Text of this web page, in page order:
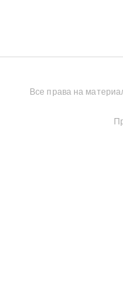
Все права на